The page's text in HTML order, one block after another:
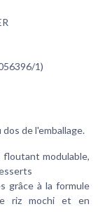
1)
de l'emballage.
modulable,
grâce à la formule
riz mochi et en